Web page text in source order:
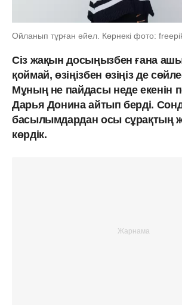
Ойланып тұрған әйел. Көрнекі фото:
Сіз жақын досыңызбен ғана
қоймай, өзіңізбен өзіңіз де
Мұның не пайдасы неде екенін
Дарья Донина айтып берді.
басылымдардан осы сұрақтың
көрдік.